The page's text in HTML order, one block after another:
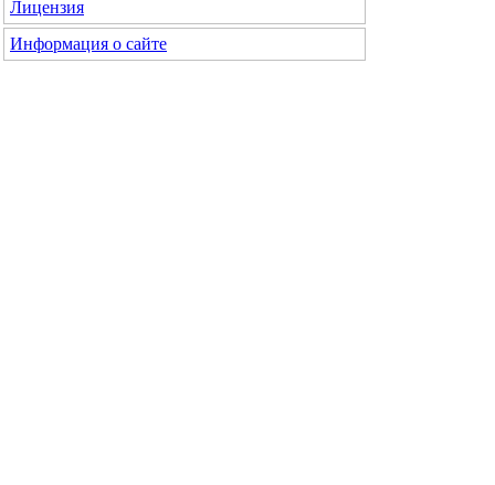
Лицензия
Информация о сайте